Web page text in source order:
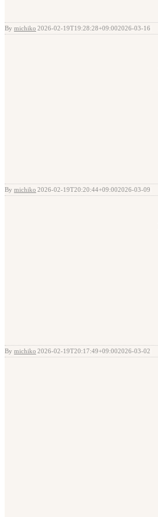
By michiko 2026-02-19T19:28:28+09:002026-03-16
By michiko 2026-02-19T20:20:44+09:002026-03-09
By michiko 2026-02-19T20:17:49+09:002026-03-02